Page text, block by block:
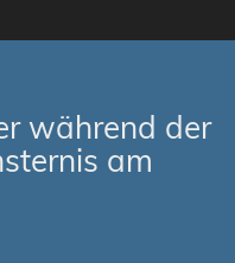
während der
am